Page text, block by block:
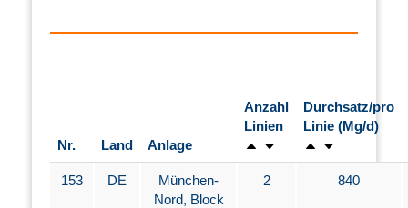
Nr. Land Anlage
Anzahl
Linien
Durchsatz/pro
Linie (Mg/d)
153 DE
München-
Nord, Block
2 840